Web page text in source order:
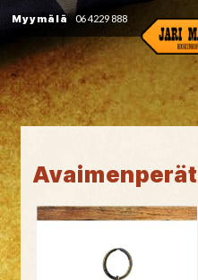
Myymälä 06 4229 888
Avaimenperät